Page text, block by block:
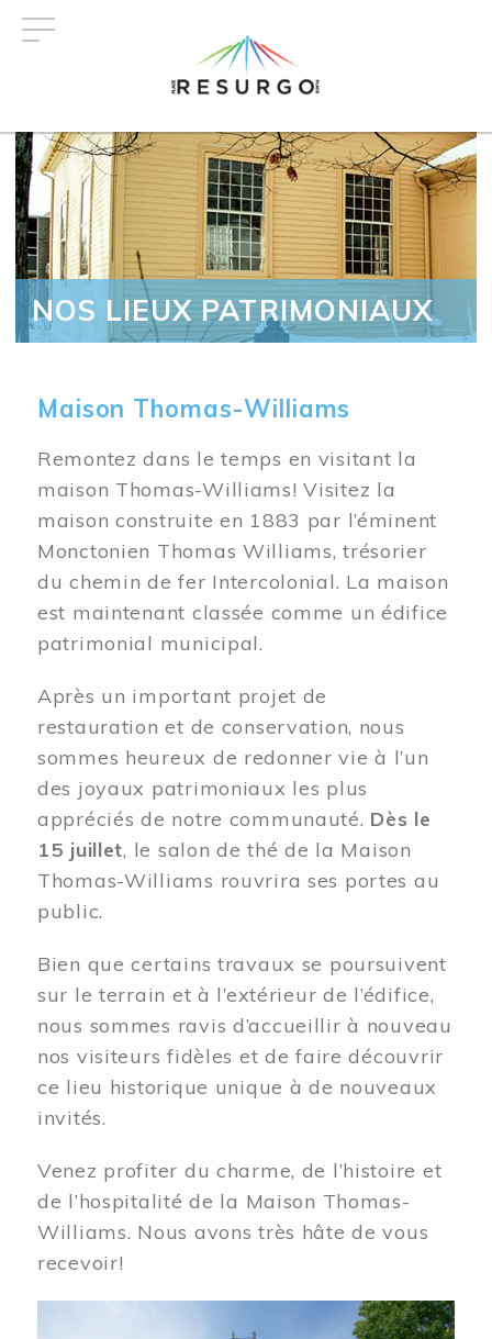
NOS LIEUX PATRIMONIAUX
Maison Thomas-Williams
Remontez dans le temps en visitant la
maison Thomas-Williams! Visitez la
maison construite en 1883 par l’éminent
Monctonien Thomas Williams, trésorier
du chemin de fer Intercolonial. La maison
est maintenant classée comme un édifice
patrimonial municipal.
Après un important projet de
restauration et de conservation, nous
sommes heureux de redonner vie à l’un
des joyaux patrimoniaux les plus
appréciés de notre communauté. Dès le
15 juillet, le salon de thé de la Maison
Thomas-Williams rouvrira ses portes au
public.
Bien que certains travaux se poursuivent
sur le terrain et à l’extérieur de l’édifice,
nous sommes ravis d’accueillir à nouveau
nos visiteurs fidèles et de faire découvrir
ce lieu historique unique à de nouveaux
invités.
Venez profiter du charme, de l’histoire et
de l’hospitalité de la Maison Thomas-
Williams. Nous avons très hâte de vous
recevoir!